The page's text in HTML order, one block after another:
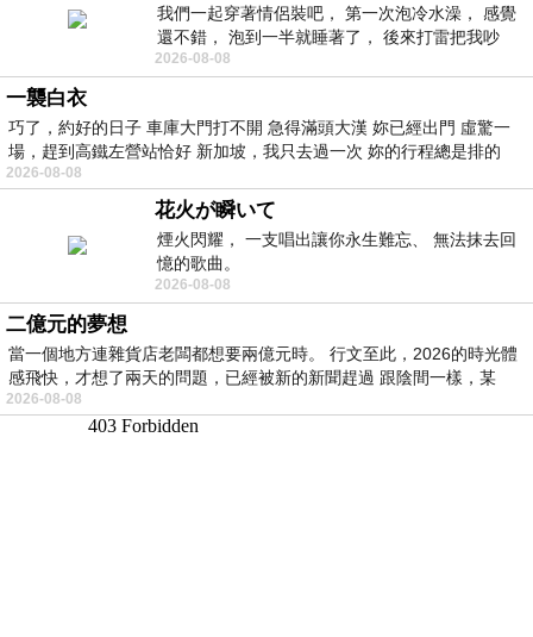
我們一起穿著情侶裝吧， 第一次泡冷水澡， 感覺
還不錯， 泡到一半就睡著了， 後來打雷把我吵
醒， 手
2026-08-08
一襲白衣
巧了，約好的日子 車庫大門打不開 急得滿頭大漢 妳已經出門 虛驚一
場，趕到高鐵左營站恰好 新加坡，我只去過一次 妳的行程總是排的
2026-08-08
花火が瞬いて
煙火閃耀， 一支唱出讓你永生難忘、 無法抹去回
憶的歌曲。
2026-08-08
二億元的夢想
當一個地方連雜貨店老闆都想要兩億元時。 行文至此，2026的時光體
感飛快，才想了兩天的問題，已經被新的新聞趕過 跟陰間一樣，某
2026-08-08